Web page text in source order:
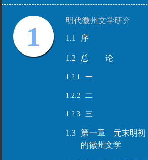
1
明代徽州文学研究
1.1
序
1.2 总 论
1.2.1 一
1.2.2 二
1.2.3 三
1.3
第一章 元末明初
的徽州文学